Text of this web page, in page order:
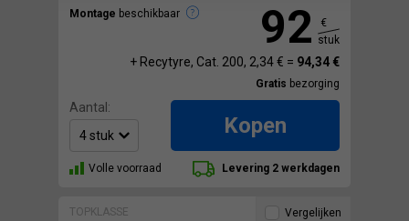
Montage beschikbaar 92
€
stuk
+ Recytyre, Cat. 200, 2,34 € = 94,34 €
Gratis bezorging
Aantal:
Kopen
Volle voorraad Levering 2 werkdagen
TOPKLASSE Vergelijken